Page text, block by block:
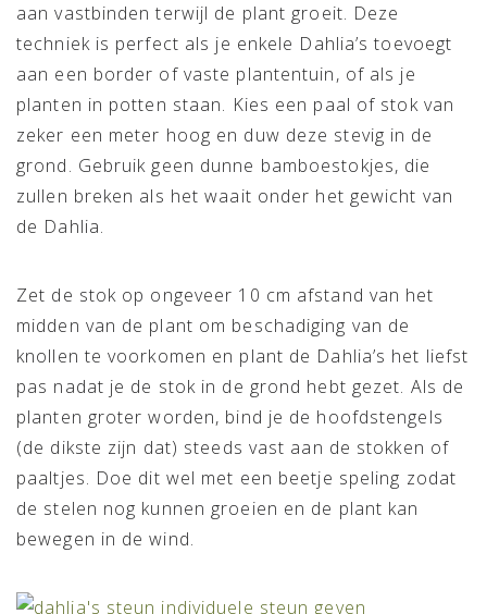
aan vastbinden terwijl de plant groeit. Deze
techniek is perfect als je enkele Dahlia’s toevoegt
aan een border of vaste plantentuin, of als je
planten in potten staan. Kies een paal of stok van
zeker een meter hoog en duw deze stevig in de
grond. Gebruik geen dunne bamboestokjes, die
zullen breken als het waait onder het gewicht van
de Dahlia.
Zet de stok op ongeveer 10 cm afstand van het
midden van de plant om beschadiging van de
knollen te voorkomen en plant de Dahlia’s het liefst
pas nadat je de stok in de grond hebt gezet. Als de
planten groter worden, bind je de hoofdstengels
(de dikste zijn dat) steeds vast aan de stokken of
paaltjes. Doe dit wel met een beetje speling zodat
de stelen nog kunnen groeien en de plant kan
bewegen in de wind.